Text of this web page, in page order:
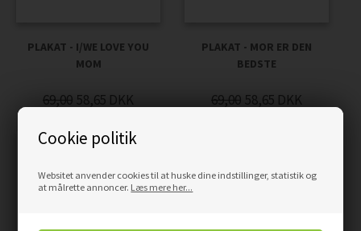
Cookie politik
Websitet anvender cookies til at huske dine indstillinger, statistik og
at målrette annoncer. Læs mere her...
PLAKAT - I/WE LOVE YOU
MOM
69,00 58,65 DKK
PLAKAT - MOR ER DEN
BEDSTE
69,00 58,65 DKK